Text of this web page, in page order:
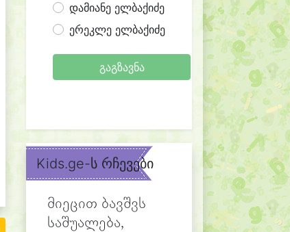
დამიანე ელბაქიძე
ერეკლე ელბაქიძე
გაგზავნა
Kids.ge-ს რჩევები
მიეცით ბავშვს
საშუალება,